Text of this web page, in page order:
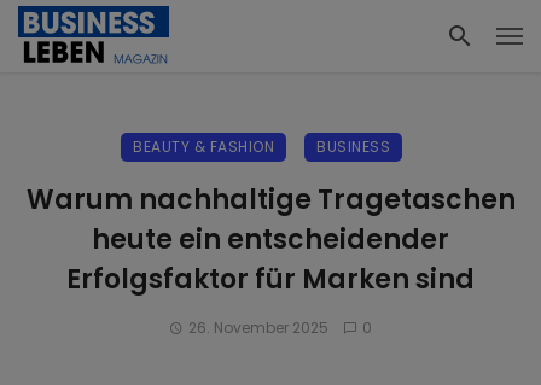
BEAUTY & FASHION BUSINESS
Warum nachhaltige Tragetaschen
heute ein entscheidender
Erfolgsfaktor für Marken sind
26. November 2025 0